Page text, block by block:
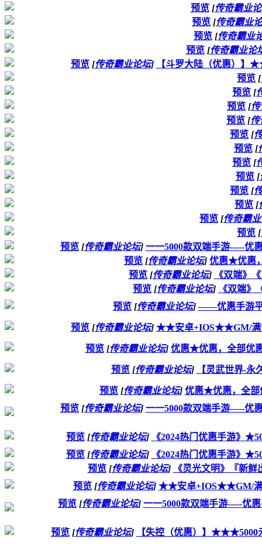
预览 [传奇霸业
预览 [传奇霸业
预览 [传奇霸业
预览 [传奇霸业论
预览 [传奇霸业论坛]
【斗罗大陆（优惠）
预览 [
预览 [
预览 [传
预览 [传
预览 [
预览 [
预览 [
预览 [
预览 [
预览 [
预览 [传奇霸
预览 [
预览 [传奇霸业论坛] 一一5000款双端手游-----
预览 [传奇霸业论坛] 优惠★优惠
预览 [传奇霸业论坛]
《双端》
预览 [传奇霸业论坛]
《双端》
预览 [传奇霸业论坛] ——优惠手游
预览 [传奇霸业论坛] ★★安卓+IOS★★GM/满
预览 [传奇霸业论坛] 优惠★优惠，全部优
预览 [传奇霸业论坛] 【灵武世界-永
预览 [传奇霸业论坛] 优惠★优惠，全部
预览 [传奇霸业论坛] 一一5000款双端手游-----
预览 [传奇霸业论坛]
《2024热门优惠手游》
预览 [传奇霸业论坛]
《2024热门优惠手游》
预览 [传奇霸业论坛]
《灵光文明》『新
预览 [传奇霸业论坛] ★★安卓+IOS★★GM/满
预览 [传奇霸业论坛] 一一5000款双端手游-----
预览 [传奇霸业论坛] 【失控（优惠）】